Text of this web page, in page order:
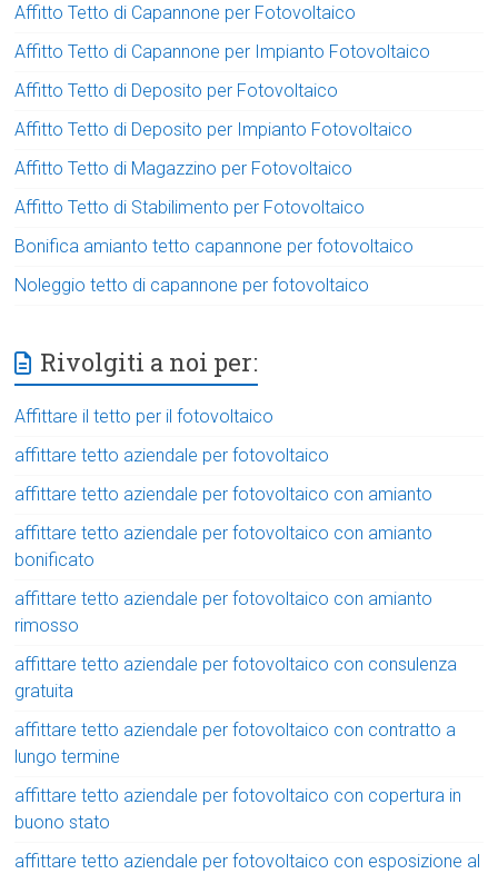
Affitto Tetto di Capannone per Fotovoltaico
Affitto Tetto di Capannone per Impianto Fotovoltaico
Affitto Tetto di Deposito per Fotovoltaico
Affitto Tetto di Deposito per Impianto Fotovoltaico
Affitto Tetto di Magazzino per Fotovoltaico
Affitto Tetto di Stabilimento per Fotovoltaico
Bonifica amianto tetto capannone per fotovoltaico
Noleggio tetto di capannone per fotovoltaico
Rivolgiti a noi per:
Affittare il tetto per il fotovoltaico
affittare tetto aziendale per fotovoltaico
affittare tetto aziendale per fotovoltaico con amianto
affittare tetto aziendale per fotovoltaico con amianto
bonificato
affittare tetto aziendale per fotovoltaico con amianto
rimosso
affittare tetto aziendale per fotovoltaico con consulenza
gratuita
affittare tetto aziendale per fotovoltaico con contratto a
lungo termine
affittare tetto aziendale per fotovoltaico con copertura in
buono stato
affittare tetto aziendale per fotovoltaico con esposizione al